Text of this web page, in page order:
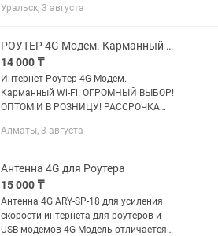
там где обычные модемы/роутеры
Уральск, 3 августа
РОУТЕР 4G Модем. Карманный Wi-Fi. Оптом и в розницу
14 000 ₸
Интернет Роутер 4G Модем.
Карманный Wi-Fi. ОГРОМНЫЙ ВЫБОР!
ОПТОМ И В РОЗНИЦУ! РАССРОЧКА
роутер Максимальная скорость
Защита...
Алматы, 3 августа
Антенна 4G для Роутера
15 000 ₸
Антенна 4G ARY-SP-18 для усиления
скорости интернета для роутеров и
USB-модемов 4G Модель отличается